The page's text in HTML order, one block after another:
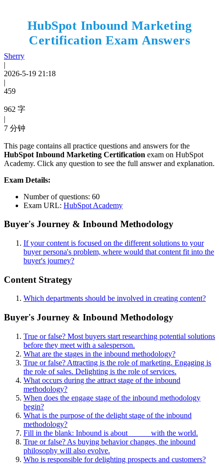
HubSpot Inbound Marketing
Certification Exam Answers
Sherry
|
2026-5-19 21:18
|
459
962 字
|
7 分钟
This page contains all practice questions and answers for the
HubSpot Inbound Marketing Certification exam on HubSpot
Academy. Click any question to see the full answer and explanation.
Exam Details:
Number of questions: 60
Exam URL: HubSpot Academy
Buyer's Journey & Inbound Methodology
If your content is focused on the different solutions to your
buyer persona's problem, where would that content fit into the
buyer's journey?
Content Strategy
Which departments should be involved in creating content?
Buyer's Journey & Inbound Methodology
True or false? Most buyers start researching potential solutions
before they meet with a salesperson.
What are the stages in the inbound methodology?
True or false? Attracting is the role of marketing. Engaging is
the role of sales. Delighting is the role of services.
What occurs during the attract stage of the inbound
methodology?
When does the engage stage of the inbound methodology
begin?
What is the purpose of the delight stage of the inbound
methodology?
Fill in the blank: Inbound is about _____ with the world.
True or false? As buying behavior changes, the inbound
philosophy will also evolve.
Who is responsible for delighting prospects and customers?